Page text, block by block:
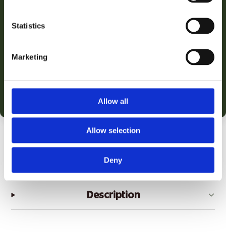
Statistics
Marketing
Allow all
Allow selection
Deny
Reinigt grondig
Productinformatie
Inhoud 12 × 150 ml
Prijs per 100 ml
Description